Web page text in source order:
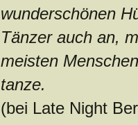
wunderschönen
Tänzer auch an,
meisten
tanze.
(bei Late Night